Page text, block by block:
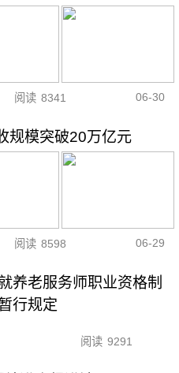
阅读 8341 06-30
规模突破20万亿元
阅读 8598 06-29
养老服务师职业资格制
行规定
阅读 9291